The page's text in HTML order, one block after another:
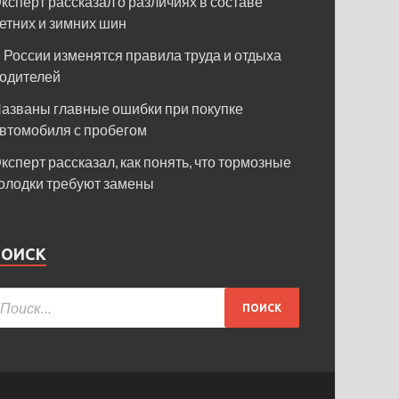
и зимних шин
России изменятся правила труда и отдыха
главные ошибки при покупке
с пробегом
рассказал, как понять, что тормозные
требуют замены